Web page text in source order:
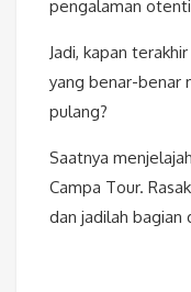
pengalaman
Jadi, kapan
yang benar-benar
pulang?
Saatnya
Campa Tour.
dan jadilah bagian